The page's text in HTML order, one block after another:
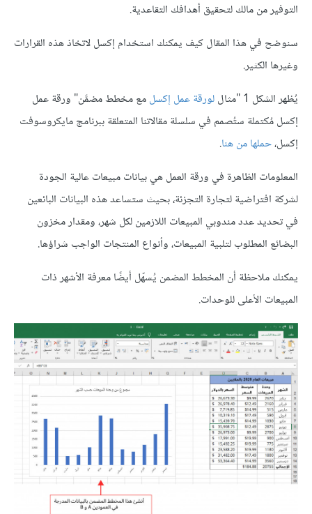
التوفير من مالك لتحقيق أهدافك التقاعدية.
سنوضح في هذا المقال كيف يمكنك استخدام إكسل لاتخاذ هذه القرارات
وغيرها الكثير.
يُظهر الشكل 1 "مثال
لورقة عمل إكسلمع مخطط مضمَّن" ورقة عمل
إكسل مُكتملة ستُصمم في سلسلة مقالاتنا المتعلقة ببرنامج مايكروسوفت
إكسل،حملها من هنا.
المعلومات الظاهرة في ورقة العمل هي بيانات مبيعات عالية الجودة
لشركة افتراضية لتجارة التجزئة، بحيث ستساعد هذه البيانات البائعين
في تحديد عدد مندوبي المبيعات اللازمين لكل شهر، ومقدار مخزون
البضائع المطلوب لتلبية المبيعات، وأنواع المنتجات الواجب شراؤها.
يمكنك ملاحظة أن المخطط المضمن يُسهّل أيضًا معرفة الأشهر ذات
المبيعات الأعلى للوحدات.